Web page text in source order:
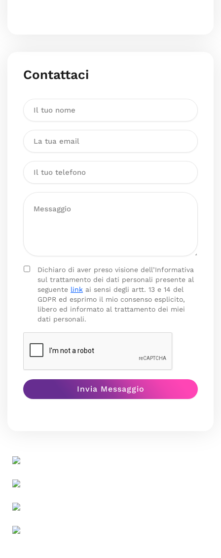
Contattaci
Dichiaro di aver preso visione dell’Informativa
sul trattamento dei dati personali presente al
seguente link ai sensi degli artt. 13 e 14 del
GDPR ed esprimo il mio consenso esplicito,
libero ed informato al trattamento dei miei
dati personali.